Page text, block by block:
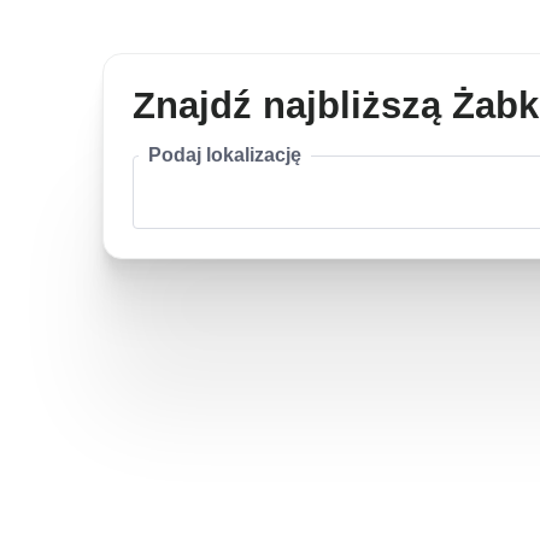
Znajdź najbliższą
Podaj lokalizację